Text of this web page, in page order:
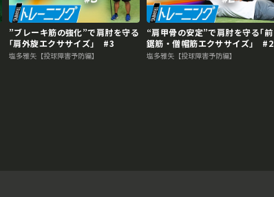
”ブレーキ筋の強化”で肩肘を守る
｢肩外旋エクササイズ｣ #3
塩多雅矢【投球障害予防編】
“肩甲骨の安定”で肩肘を守る｢前
鋸筋・僧帽筋エクササイズ｣ #2
塩多雅矢【投球障害予防編】